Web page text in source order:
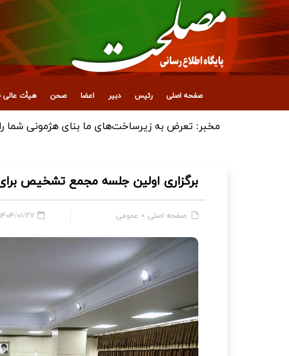
صفحه اصلی رئیس دبیر اعضا صحن هیأت عالی
انتصاب معاون جدید اداری، مالی و پشتیبانی
برگزاری اولین جلسه مجمع تشخیص
صفحه اصلی » عمومی ۱۴۰۴/۰۱/۲۷ - ۱۷:۳۷